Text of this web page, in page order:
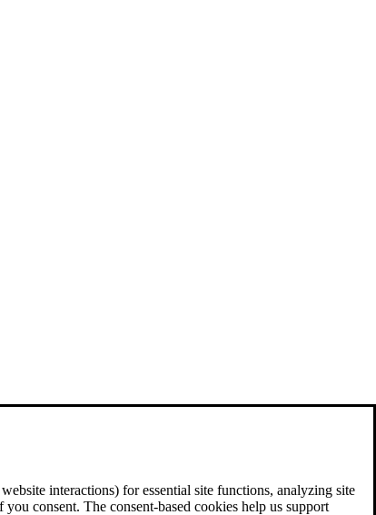
interactions) for essential site functions, analyzing site
consent. The consent-based cookies help us support